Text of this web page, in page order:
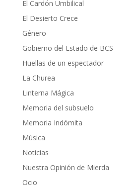
El Cardón Umbilical
El Desierto Crece
Género
Gobierno del Estado de BCS
Huellas de un espectador
La Churea
Linterna Mágica
Memoria del subsuelo
Memoria Indómita
Música
Noticias
Nuestra Opinión de Mierda
Ocio